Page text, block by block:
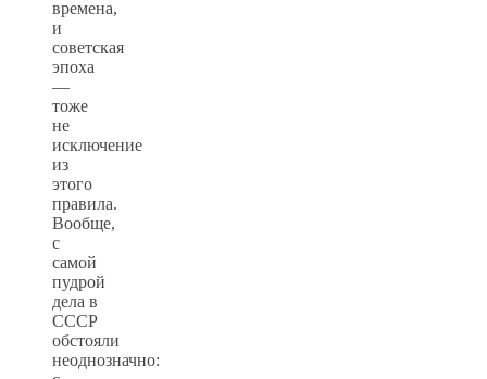
времена,
и
советская
эпоха
—
тоже
не
исключение
из
этого
правила.
Вообще,
с
самой
пудрой
дела в
СССР
обстояли
неоднозначно: